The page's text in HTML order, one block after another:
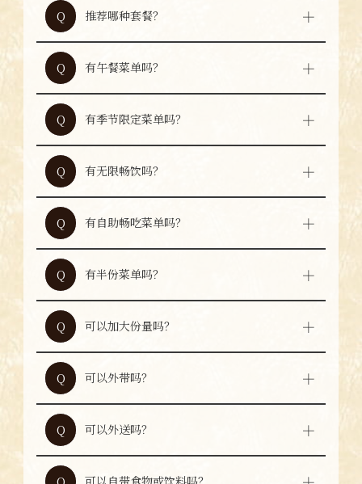
Q
推荐哪种套餐？
A
每种套餐都值得推荐。也可根据客人的需求进
行内容咨询，欢迎向工作人员询问。
Q
有午餐菜单吗？
A
Q
有季节限定菜单吗？
A
某些时期会提供期间限定菜单，详情请咨询工
作人员。
Q
有无限畅饮吗？
A
套餐中包含无限畅饮。如希望单点无限畅饮，
请咨询工作人员。
Q
有自助畅吃菜单吗？
A
Q
有半份菜单吗？
A
Q
可以加大份量吗？
A
Q
可以外带吗？
A
可以外带。但根据店内拥挤情况，可能无法受
理。
Q
可以外送吗？
A